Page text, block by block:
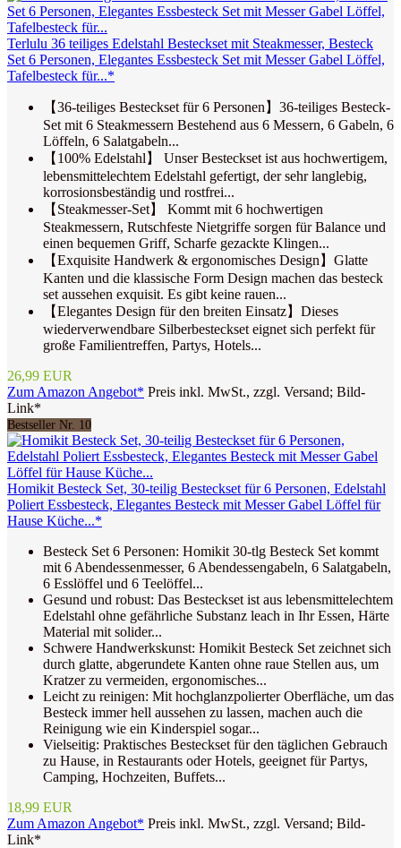
Terlulu 36 teiliges Edelstahl Besteckset mit Steakmesser, Besteck
Set 6 Personen, Elegantes Essbesteck Set mit Messer Gabel Löffel,
Tafelbesteck für...*
【36-teiliges Besteckset für 6 Personen】36-teiliges Besteck-
Set mit 6 Steakmessern Bestehend aus 6 Messern, 6 Gabeln, 6
Löffeln, 6 Salatgabeln...
【100% Edelstahl】 Unser Besteckset ist aus hochwertigem,
lebensmittelechtem Edelstahl gefertigt, der sehr langlebig,
korrosionsbeständig und rostfrei...
【Steakmesser-Set】 Kommt mit 6 hochwertigen
Steakmessern, Rutschfeste Nietgriffe sorgen für Balance und
einen bequemen Griff, Scharfe gezackte Klingen...
【Exquisite Handwerk & ergonomisches Design】Glatte
Kanten und die klassische Form Design machen das besteck
set aussehen exquisit. Es gibt keine rauen...
【Elegantes Design für den breiten Einsatz】Dieses
wiederverwendbare Silberbesteckset eignet sich perfekt für
große Familientreffen, Partys, Hotels...
26,99 EUR
Zum Amazon Angebot* Preis inkl. MwSt., zzgl. Versand; Bild-
Link*
Bestseller Nr. 10
Homikit Besteck Set, 30-teilig Besteckset für 6 Personen, Edelstahl
Poliert Essbesteck, Elegantes Besteck mit Messer Gabel Löffel für
Hause Küche...*
Besteck Set 6 Personen: Homikit 30-tlg Besteck Set kommt
mit 6 Abendessenmesser, 6 Abendessengabeln, 6 Salatgabeln,
6 Esslöffel und 6 Teelöffel...
Gesund und robust: Das Besteckset ist aus lebensmittelechtem
Edelstahl ohne gefährliche Substanz leach in Ihr Essen, Härte
Material mit solider...
Schwere Handwerkskunst: Homikit Besteck Set zeichnet sich
durch glatte, abgerundete Kanten ohne raue Stellen aus, um
Kratzer zu vermeiden, ergonomisches...
Leicht zu reinigen: Mit hochglanzpolierter Oberfläche, um das
Besteck immer hell aussehen zu lassen, machen auch die
Reinigung wie ein Kinderspiel sogar...
Vielseitig: Praktisches Besteckset für den täglichen Gebrauch
zu Hause, in Restaurants oder Hotels, geeignet für Partys,
Camping, Hochzeiten, Buffets...
18,99 EUR
Zum Amazon Angebot* Preis inkl. MwSt., zzgl. Versand; Bild-
Link*